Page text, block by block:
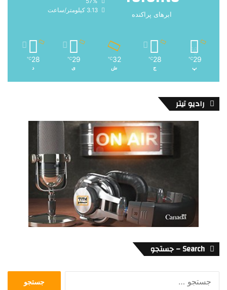
ابرهای پراکنده
3.13 کیلومتر/ساعت
29
℃
پ
28
℃
ج
32
℃
ش
29
℃
ی
28
℃
د
رادیو تیتر
Search – جستجو